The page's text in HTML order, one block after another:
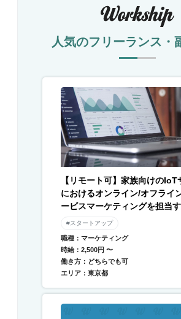
人気のフリーランス・
【リモート可】家族向けのIoT
におけるオンライン/オフライ
ービスマーケティングを担当
ケターを募集
#スタートアップ
職種：マーケティング
時給：2,500円 〜
働き方：どちらでも可
エリア：東京都